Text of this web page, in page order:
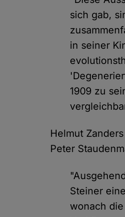
sich gab,
in seiner
1909 zu
Helmut
Peter
Steiner
wonach